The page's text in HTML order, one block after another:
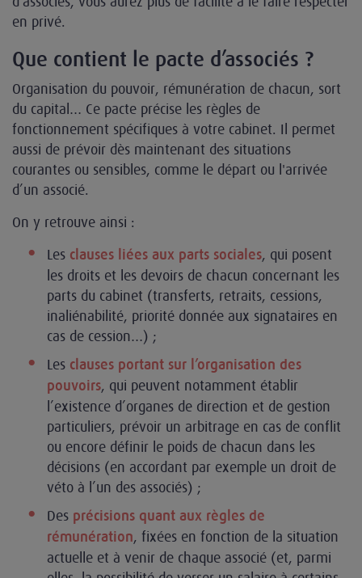
en privé.
Que contient le pacte d’associés ?
Organisation du pouvoir, rémunération de chacun, sort
du capital… Ce pacte précise les règles de
fonctionnement spécifiques à votre cabinet. Il permet
aussi de prévoir dès maintenant des situations
courantes ou sensibles, comme le départ ou l'arrivée
d’un associé.
On y retrouve ainsi :
Les clauses liées aux parts sociales, qui posent
les droits et les devoirs de chacun concernant les
parts du cabinet (transferts, retraits, cessions,
inaliénabilité, priorité donnée aux signataires en
cas de cession…) ;
Les clauses portant sur l’organisation des
pouvoirs, qui peuvent notamment établir
l’existence d’organes de direction et de gestion
particuliers, prévoir un arbitrage en cas de conflit
ou encore définir le poids de chacun dans les
décisions (en accordant par exemple un droit de
véto à l’un des associés) ;
Des précisions quant aux règles de
rémunération, fixées en fonction de la situation
actuelle et à venir de chaque associé (et, parmi